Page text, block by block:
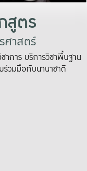
สูตร
ศาสตร์
การ บริการวิชาพื้นฐาน
ร่วมมือกับนานาชาติ